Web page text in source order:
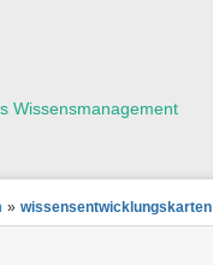
Wissensmanagement
» wissensentwicklungskarten